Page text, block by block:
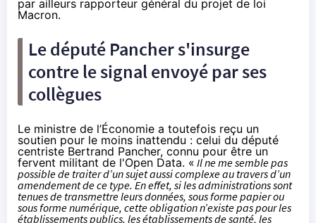
par ailleurs rapporteur général du projet de loi
Macron.
Le député Pancher s'insurge
contre le signal envoyé par ses
collègues
Le ministre de l’Économie a toutefois reçu un
soutien pour le moins inattendu : celui du député
centriste Bertrand Pancher, connu pour être un
fervent militant de l'Open Data. « Il ne me semble pas
possible de traiter d’un sujet aussi complexe au travers d’un
amendement de ce type. En effet, si les administrations sont
tenues de transmettre leurs données, sous forme papier ou
sous forme numérique, cette obligation n’existe pas pour les
établissements publics, les établissements de santé, les